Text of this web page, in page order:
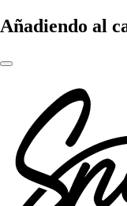
Añadiendo al